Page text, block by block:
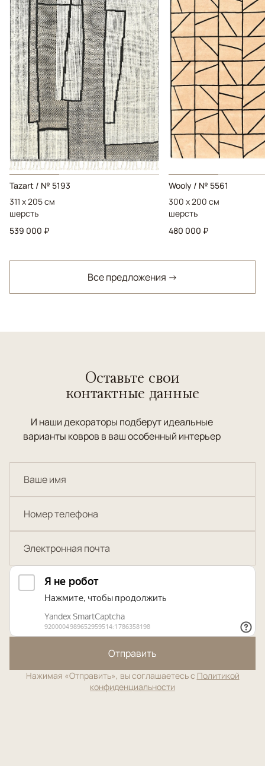
Tazart / № 5193
311 x 205 см
шерсть
539 000 ₽
Wooly / № 5561
300 x 200 см
шерсть
480 000 ₽
Все предложения →
Оставьте свои
контактные данные
И наши декораторы подберут идеальные
варианты ковров в ваш особенный интерьер
Отправить
Нажимая «Отправить», вы соглашаетесь с Политикой
конфиденциальности